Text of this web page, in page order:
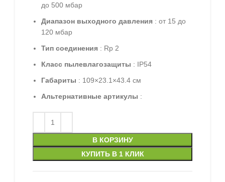
до 500 мбар
Диапазон выходного давления : от 15 до
120 мбар
Тип соединения : Rp 2
Класс пылевлагозащиты : IP54
Габариты : 109×23.1×43.4 см
Альтернативные артикулы :
В КОРЗИНУ
КУПИТЬ В 1 КЛИК